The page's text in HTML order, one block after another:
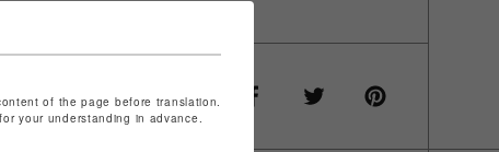
of the page before translation.
your understanding in advance.